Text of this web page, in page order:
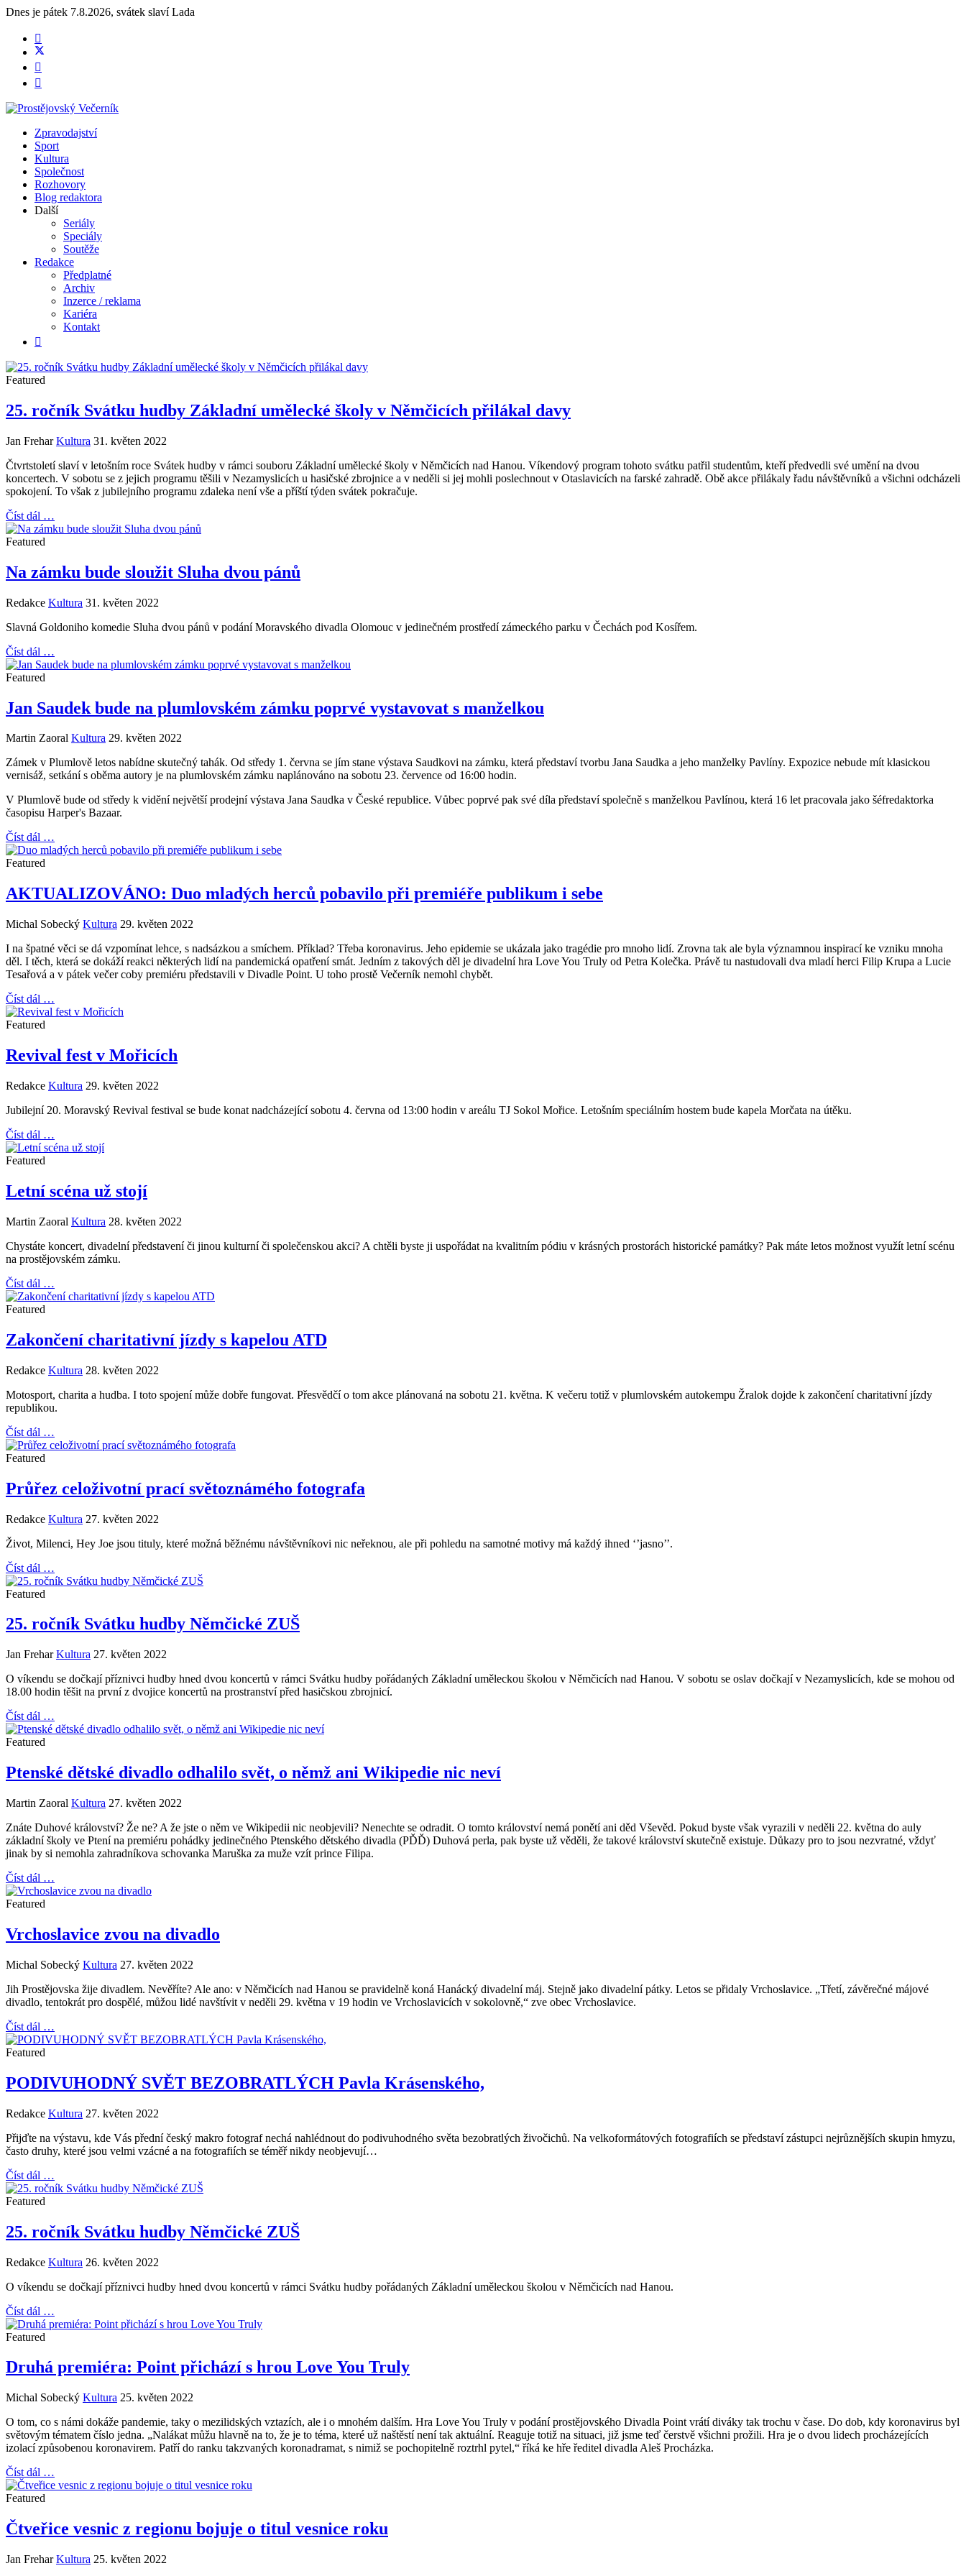
Dnes je pátek 7.8.2026, svátek slavíLada
Zpravodajství
Sport
Kultura
Společnost
Rozhovory
Blog redaktora
Další
Seriály
Speciály
Soutěže
Redakce
Předplatné
Archiv
Inzerce / reklama
Kariéra
Kontakt
Featured
25. ročník Svátku hudby Základní umělecké školy v Němčicích přilákal davy
Jan Frehar Kultura 31. květen 2022
Čtvrtstoletí slaví v letošním roce Svátek hudby v rámci souboru Základní umělecké školy v Němčicích nad Hanou. Víkendový program tohoto svátku patřil studentům, kteří předvedli své umění na dvou
koncertech. V sobotu se z jejich programu těšili v Nezamyslicích u hasičské zbrojnice a v neděli si jej mohli poslechnout v Otaslavicích na farské zahradě. Obě akce přilákaly řadu návštěvníků a všichni odcházeli
spokojení. To však z jubilejního programu zdaleka není vše a příští týden svátek pokračuje.
Číst dál …
Featured
Na zámku bude sloužit Sluha dvou pánů
Redakce Kultura 31. květen 2022
Slavná Goldoniho komedie Sluha dvou pánů v podání Moravského divadla Olomouc v jedinečném prostředí zámeckého parku v Čechách pod Kosířem.
Číst dál …
Featured
Jan Saudek bude na plumlovském zámku poprvé vystavovat s manželkou
Martin Zaoral Kultura 29. květen 2022
Zámek v Plumlově letos nabídne skutečný tahák. Od středy 1. června se jím stane výstava Saudkovi na zámku, která představí tvorbu Jana Saudka a jeho manželky Pavlíny. Expozice nebude mít klasickou
vernisáž, setkání s oběma autory je na plumlovském zámku naplánováno na sobotu 23. července od 16:00 hodin.
V Plumlově bude od středy k vidění největší prodejní výstava Jana Saudka v České republice. Vůbec poprvé pak své díla představí společně s manželkou Pavlínou, která 16 let pracovala jako šéfredaktorka
časopisu Harper's Bazaar.
Číst dál …
Featured
AKTUALIZOVÁNO: Duo mladých herců pobavilo při premiéře publikum i sebe
Michal Sobecký Kultura 29. květen 2022
I na špatné věci se dá vzpomínat lehce, s nadsázkou a smíchem. Příklad? Třeba koronavirus. Jeho epidemie se ukázala jako tragédie pro mnoho lidí. Zrovna tak ale byla významnou inspirací ke vzniku mnoha
děl. I těch, která se dokáží reakci některých lidí na pandemická opatření smát. Jedním z takových děl je divadelní hra Love You Truly od Petra Kolečka. Právě tu nastudovali dva mladí herci Filip Krupa a Lucie
Tesařová a v pátek večer coby premiéru představili v Divadle Point. U toho prostě Večerník nemohl chybět.
Číst dál …
Featured
Revival fest v Mořicích
Redakce Kultura 29. květen 2022
Jubilejní 20. Moravský Revival festival se bude konat nadcházející sobotu 4. června od 13:00 hodin v areálu TJ Sokol Mořice. Letošním speciálním hostem bude kapela Morčata na útěku.
Číst dál …
Featured
Letní scéna už stojí
Martin Zaoral Kultura 28. květen 2022
Chystáte koncert, divadelní představení či jinou kulturní či společenskou akci? A chtěli byste ji uspořádat na kvalitním pódiu v krásných prostorách historické památky? Pak máte letos možnost využít letní scénu
na prostějovském zámku.
Číst dál …
Featured
Zakončení charitativní jízdy s kapelou ATD
Redakce Kultura 28. květen 2022
Motosport, charita a hudba. I toto spojení může dobře fungovat. Přesvědčí o tom akce plánovaná na sobotu 21. května. K večeru totiž v plumlovském autokempu Žralok dojde k zakončení charitativní jízdy
republikou.
Číst dál …
Featured
Průřez celoživotní prací světoznámého fotografa
Redakce Kultura 27. květen 2022
Život, Milenci, Hey Joe jsou tituly, které možná běžnému návštěvníkovi nic neřeknou, ale při pohledu na samotné motivy má každý ihned ‘’jasno’’.
Číst dál …
Featured
25. ročník Svátku hudby Němčické ZUŠ
Jan Frehar Kultura 27. květen 2022
O víkendu se dočkají příznivci hudby hned dvou koncertů v rámci Svátku hudby pořádaných Základní uměleckou školou v Němčicích nad Hanou. V sobotu se oslav dočkají v Nezamyslicích, kde se mohou od
18.00 hodin těšit na první z dvojice koncertů na prostranství před hasičskou zbrojnicí.
Číst dál …
Featured
Ptenské dětské divadlo odhalilo svět, o němž ani Wikipedie nic neví
Martin Zaoral Kultura 27. květen 2022
Znáte Duhové království? Že ne? A že jste o něm ve Wikipedii nic neobjevili? Nenechte se odradit. O tomto království nemá ponětí ani děd Vševěd. Pokud byste však vyrazili v neděli 22. května do auly
základní školy ve Ptení na premiéru pohádky jedinečného Ptenského dětského divadla (PĎĎ) Duhová perla, pak byste už věděli, že takové království skutečně existuje. Důkazy pro to jsou nezvratné, vždyť
jinak by si nemohla zahradníkova schovanka Maruška za muže vzít prince Filipa.
Číst dál …
Featured
Vrchoslavice zvou na divadlo
Michal Sobecký Kultura 27. květen 2022
Jih Prostějovska žije divadlem. Nevěříte? Ale ano: v Němčicích nad Hanou se pravidelně koná Hanácký divadelní máj. Stejně jako divadelní pátky. Letos se přidaly Vrchoslavice. „Třetí, závěrečné májové
divadlo, tentokrát pro dospělé, můžou lidé navštívit v neděli 29. května v 19 hodin ve Vrchoslavicích v sokolovně,“ zve obec Vrchoslavice.
Číst dál …
Featured
PODIVUHODNÝ SVĚT BEZOBRATLÝCH Pavla Krásenského,
Redakce Kultura 27. květen 2022
Přijďte na výstavu, kde Vás přední český makro fotograf nechá nahlédnout do podivuhodného světa bezobratlých živočichů. Na velkoformátových fotografiích se představí zástupci nejrůznějších skupin hmyzu,
často druhy, které jsou velmi vzácné a na fotografiích se téměř nikdy neobjevují…
Číst dál …
Featured
25. ročník Svátku hudby Němčické ZUŠ
Redakce Kultura 26. květen 2022
O víkendu se dočkají příznivci hudby hned dvou koncertů v rámci Svátku hudby pořádaných Základní uměleckou školou v Němčicích nad Hanou.
Číst dál …
Featured
Druhá premiéra: Point přichází s hrou Love You Truly
Michal Sobecký Kultura 25. květen 2022
O tom, co s námi dokáže pandemie, taky o mezilidských vztazích, ale i o mnohém dalším. Hra Love You Truly v podání prostějovského Divadla Point vrátí diváky tak trochu v čase. Do dob, kdy koronavirus byl
světovým tématem číslo jedna. „Nalákat můžu hlavně na to, že je to téma, které už naštěstí není tak aktuální. Reaguje totiž na situaci, již jsme teď čerstvě všichni prožili. Hra je o dvou lidech procházejících
izolací způsobenou koronavirem. Patří do ranku takzvaných koronadramat, s nimiž se pochopitelně roztrhl pytel,“ říká ke hře ředitel divadla Aleš Procházka.
Číst dál …
Featured
Čtveřice vesnic z regionu bojuje o titul vesnice roku
Jan Frehar Kultura 25. květen 2022